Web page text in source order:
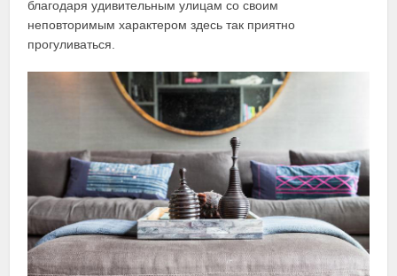
благодаря удивительным улицам со своим
неповторимым характером здесь так приятно
прогуливаться.